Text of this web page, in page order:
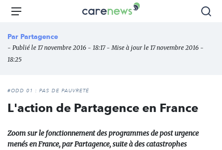
Aller
principal
Carenews,
des
Menu
Par Partagence
- Publié le 17 novembre 2016 - 18:17 - Mise à jour le 17 novembre 2016 -
18:25
#ODD 01 : PAS DE PAUVRETÉ
L'action de Partagence en France
Zoom sur le fonctionnement des programmes de post urgence
menés en France, par Partagence, suite à des catastrophes